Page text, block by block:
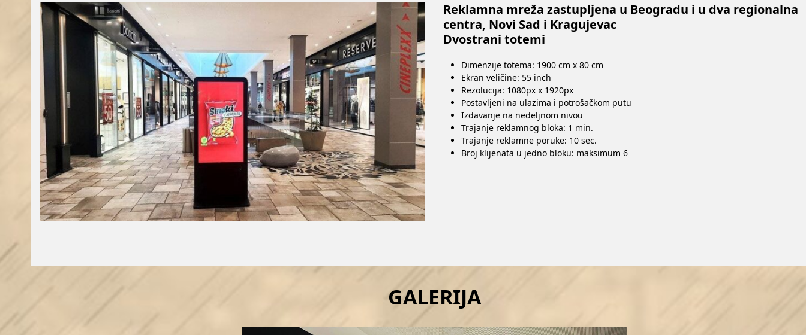
Reklamna mreža zastupljena u Beogradu i u dva regionalna
centra, Novi Sad i Kragujevac
Dvostrani totemi
Dimenzije totema: 1900 cm x 80 cm
Ekran veličine: 55 inch
Rezolucija: 1080px x 1920px
Postavljeni na ulazima i potrošačkom putu
Izdavanje na nedeljnom nivou
Trajanje reklamnog bloka: 1 min.
Trajanje reklamne poruke: 10 sec.
Broj klijenata u jedno bloku: maksimum 6
GALERIJA